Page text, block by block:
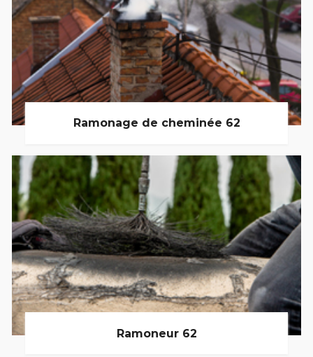
Ramonage de cheminée 62
Ramoneur 62